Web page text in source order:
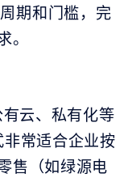
期和门槛，完
云、私有化等
常适合企业按
售（如绿源电